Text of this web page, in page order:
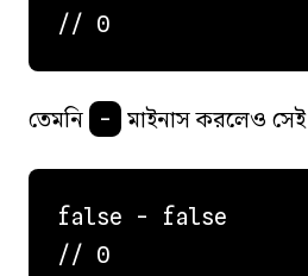
তেমনি - মাইনাস করলেও সেই
false - false
// 0